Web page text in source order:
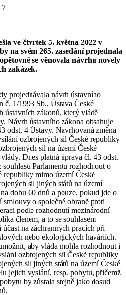
ve čtvrtek 5. května 2022 v
na svém 265. zasedání projednala
se věnovala návrhu novely
zakázek.
projednávala návrh ústavního
č. 1/1993 Sb., Ústava České
ústavních zákonů, který vládě
Návrh ústavního zákona obsahuje
odst. 4 Ústavy. Navrhovaná změna
ozbrojených sil České republiky
sil na území České
Dnes platná úprava čl. 43 odst.
Parlamentu rozhodnout o
republiky mimo území České
sil jiných států na území
dobu 60 dnů a pouze, pokud jde o
o společné obraně proti
podle rozhodnutí mezinárodní
členem, a to se souhlasem
na záchranných pracích při
nebo ekologických haváriích.
aby vláda mohla rozhodnout i
ozbrojených sil České republiky
sil jiných států na území České
jejich vyslání, resp. pobytu, přičemž
by zůstala stejně jako dosud